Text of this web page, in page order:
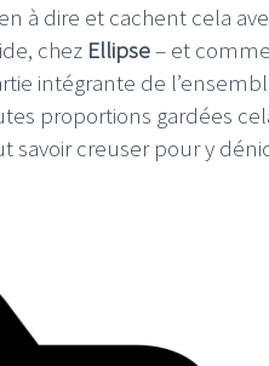
à dire et cachent cela
chez Ellipse– et
intégrante de
proportions gardées
creuser pour y